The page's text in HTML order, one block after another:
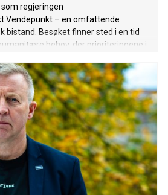
regjeringen
Vendepunkt – en omfattende
bistand. Besøket finner sted i en tid
behov, der prioriteringene i
utsatte områder.